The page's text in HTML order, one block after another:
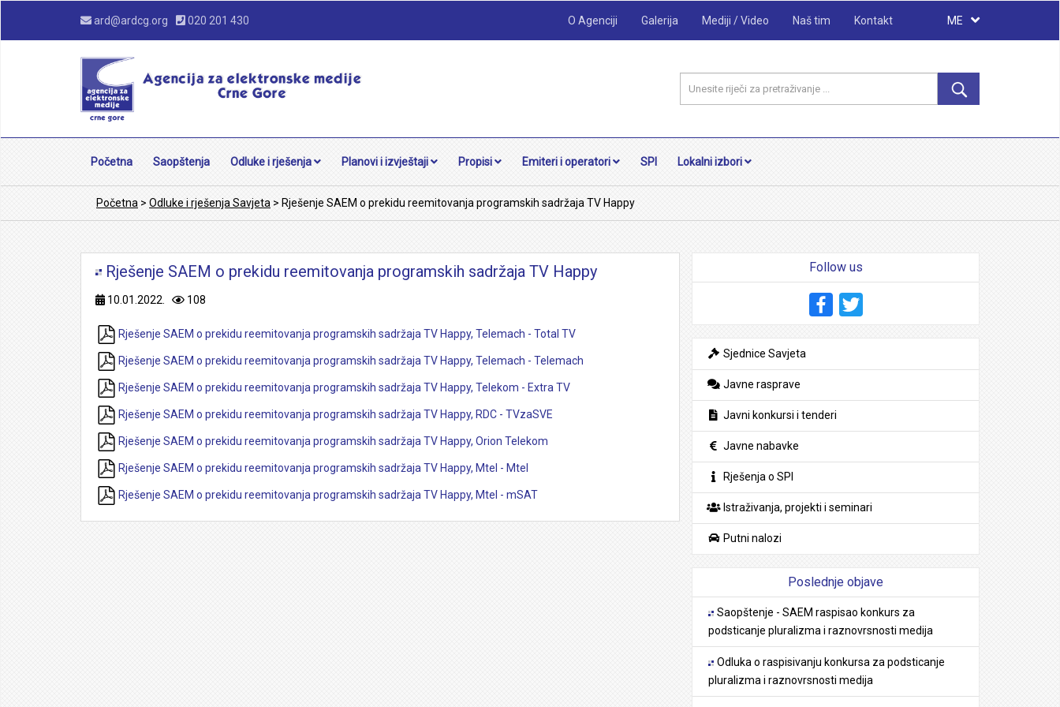
ard@ardcg.org 020 201 430 O Agenciji Galerija Mediji / Video Naš tim Kontakt ME
Početna Saopštenja Odluke i rješenja Planovi i izvještaji Propisi Emiteri i operatori SPI Lokalni izbori
Početna > Odluke i rješenja Savjeta > Rješenje SAEM o prekidu reemitovanja programskih sadržaja TV Happy
Rješenje SAEM o prekidu reemitovanja programskih sadržaja TV Happy
10.01.2022. 108
Rješenje SAEM o prekidu reemitovanja programskih sadržaja TV Happy, Telemach - Total TV
Rješenje SAEM o prekidu reemitovanja programskih sadržaja TV Happy, Telemach - Telemach
Rješenje SAEM o prekidu reemitovanja programskih sadržaja TV Happy, Telekom - Extra TV
Rješenje SAEM o prekidu reemitovanja programskih sadržaja TV Happy, RDC - TVzaSVE
Rješenje SAEM o prekidu reemitovanja programskih sadržaja TV Happy, Orion Telekom
Rješenje SAEM o prekidu reemitovanja programskih sadržaja TV Happy, Mtel - Mtel
Rješenje SAEM o prekidu reemitovanja programskih sadržaja TV Happy, Mtel - mSAT
Follow us
Facebook
Sjednice Savjeta
Javne rasprave
Javni konkursi i tenderi
Javne nabavke
Rješenja o SPI
Istraživanja, projekti i seminari
Putni nalozi
Poslednje objave
Saopštenje - SAEM raspisao konkurs za
podsticanje pluralizma i raznovrsnosti medija
Odluka o raspisivanju konkursa za podsticanje
pluralizma i raznovrsnosti medija